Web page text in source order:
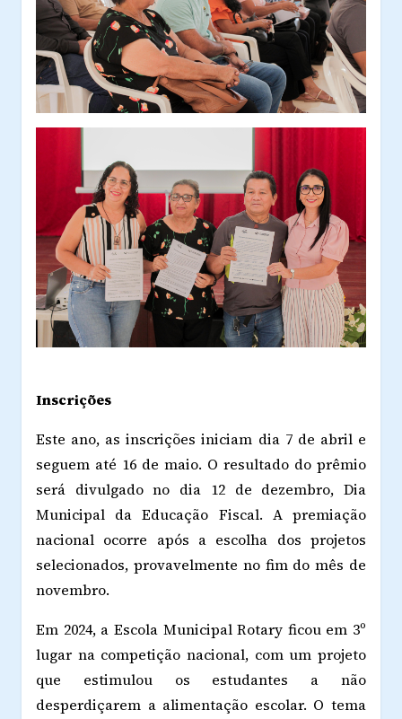
Inscrições
Este ano, as inscrições iniciam dia 7 de abril e
seguem até 16 de maio. O resultado do prêmio
será divulgado no dia 12 de dezembro, Dia
Municipal da Educação Fiscal. A premiação
nacional ocorre após a escolha dos projetos
selecionados, provavelmente no fim do mês de
novembro.
Em 2024, a Escola Municipal Rotary ficou em 3º
lugar na competição nacional, com um projeto
que estimulou os estudantes a não
desperdiçarem a alimentação escolar. O tema